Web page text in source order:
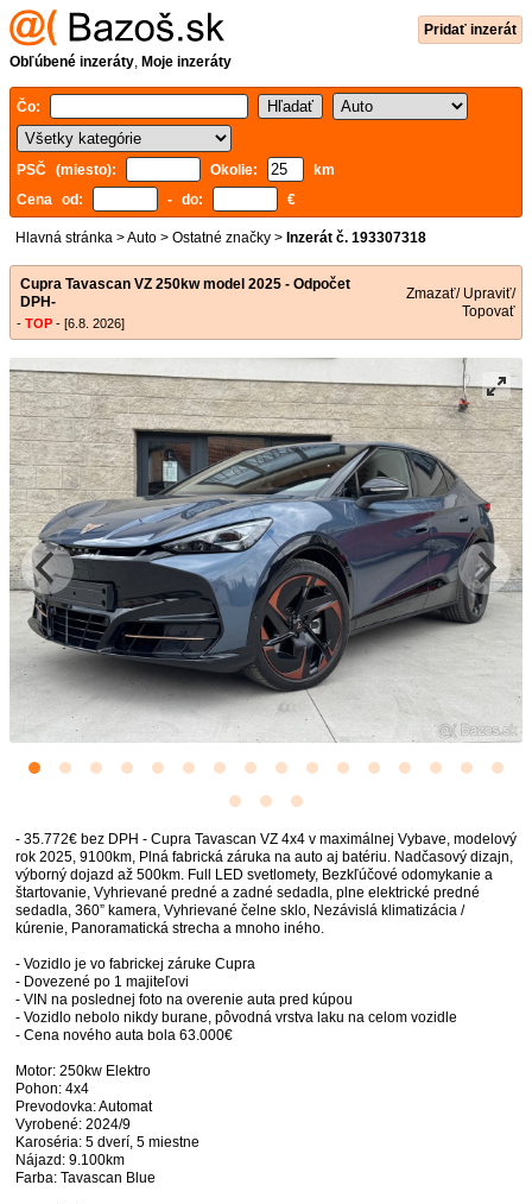
Pridať inzerát
Obľúbené inzeráty, Moje inzeráty
Čo:
PSČ (miesto): Okolie:
km
Cena od:
- do: €
Hlavná stránka >Auto > Ostatné značky > Inzerát č. 193307318
Cupra Tavascan VZ 250kw model 2025 - Odpočet
DPH-
- TOP - [6.8. 2026]
Zmazať/ Upraviť/
Topovať
- 35.772€ bez DPH - Cupra Tavascan VZ 4x4 v maximálnej Vybave, modelový
rok 2025, 9100km, Plná fabrická záruka na auto aj batériu. Nadčasový dizajn,
výborný dojazd až 500km. Full LED svetlomety, Bezkľúčové odomykanie a
štartovanie, Vyhrievané predné a zadné sedadla, plne elektrické predné
sedadla, 360” kamera, Vyhrievané čelne sklo, Nezávislá klimatizácia /
kúrenie, Panoramatická strecha a mnoho iného.
- Vozidlo je vo fabrickej záruke Cupra
- Dovezené po 1 majiteľovi
- VIN na poslednej foto na overenie auta pred kúpou
- Vozidlo nebolo nikdy burane, pôvodná vrstva laku na celom vozidle
- Cena nového auta bola 63.000€
Motor: 250kw Elektro
Pohon: 4x4
Prevodovka: Automat
Vyrobené: 2024/9
Karoséria: 5 dverí, 5 miestne
Nájazd: 9.100km
Farba: Tavascan Blue